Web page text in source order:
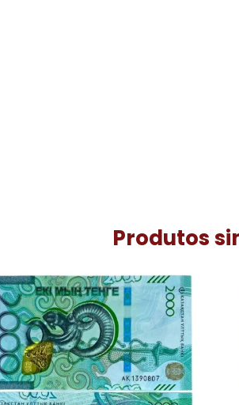
Produtos